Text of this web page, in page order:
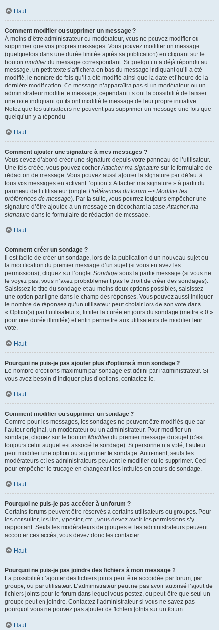
Haut
Comment modifier ou supprimer un message ?
À moins d’être administrateur ou modérateur, vous ne pouvez modifier ou
supprimer que vos propres messages. Vous pouvez modifier un message
(quelquefois dans une durée limitée après sa publication) en cliquant sur le
bouton modifierdu message correspondant. Si quelqu’un a déjà répondu au
message, un petit texte s’affichera en bas du message indiquant qu’il a été
modifié, le nombre de fois qu’il a été modifié ainsi que la date et l’heure de la
dernière modification. Ce message n’apparaîtra pas si un modérateur ou un
administrateur modifie le message, cependant ils ont la possibilité de laisser
une note indiquant qu’ils ont modifié le message de leur propre initiative.
Notez que les utilisateurs ne peuvent pas supprimer un message une fois que
quelqu’un y a répondu.
Haut
Comment ajouter une signature à mes messages ?
Vous devez d’abord créer une signature depuis votre panneau de l’utilisateur.
Une fois créée, vous pouvez cocherAttacher ma signature sur le formulaire de
rédaction de message. Vous pouvez aussi ajouter la signature par défaut à
tous vos messages en activant l’option « Attacher ma signature » à partir du
panneau de l’utilisateur (ongletPréférences du forum --> Modifier les
préférences de message). Par la suite, vous pourrez toujours empêcher une
signature d’être ajoutée à un message en décochant la caseAttacher ma
signature dans le formulaire de rédaction de message.
Haut
Comment créer un sondage ?
Il est facile de créer un sondage, lors de la publication d’un nouveau sujet ou
la modification du premier message d’un sujet (si vous en avez les
permissions), cliquez sur l’ongletSondage sous la partie message (si vous ne
le voyez pas, vous n’avez probablement pas le droit de créer des sondages).
Saisissez le titre du sondage et au moins deux options possibles, saisissez
une option par ligne dans le champ des réponses. Vous pouvez aussi indiquer
le nombre de réponses qu’un utilisateur peut choisir lors de son vote dans
« Option(s) par l’utilisateur », limiter la durée en jours du sondage (mettre « 0 »
pour une durée illimitée) et enfin permettre aux utilisateurs de modifier leur
vote.
Haut
Pourquoi ne puis-je pas ajouter plus d’options à mon sondage ?
Le nombre d’options maximum par sondage est défini par l’administrateur. Si
vous avez besoin d’indiquer plus d’options, contactez-le.
Haut
Comment modifier ou supprimer un sondage ?
Comme pour les messages, les sondages ne peuvent être modifiés que par
l’auteur original, un modérateur ou un administrateur. Pour modifier un
sondage, cliquez sur le bouton Modifierdu premier message du sujet (c’est
toujours celui auquel est associé le sondage). Si personne n’a voté, l’auteur
peut modifier une option ou supprimer le sondage. Autrement, seuls les
modérateurs et les administrateurs peuvent le modifier ou le supprimer. Ceci
pour empêcher le trucage en changeant les intitulés en cours de sondage.
Haut
Pourquoi ne puis-je pas accéder à un forum ?
Certains forums peuvent être réservés à certains utilisateurs ou groupes. Pour
les consulter, les lire, y poster, etc., vous devez avoir les permissions s’y
rapportant. Seuls les modérateurs de groupes et les administrateurs peuvent
accorder ces accès, vous devez donc les contacter.
Haut
Pourquoi ne puis-je pas joindre des fichiers à mon message ?
La possibilité d’ajouter des fichiers joints peut être accordée par forum, par
groupe, ou par utilisateur. L’administrateur peut ne pas avoir autorisé l’ajout de
fichiers joints pour le forum dans lequel vous postez, ou peut-être que seul un
groupe peut en joindre. Contactez l’administrateur si vous ne savez pas
pourquoi vous ne pouvez pas ajouter de fichiers joints sur un forum.
Haut